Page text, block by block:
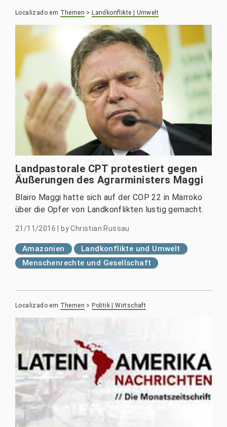
Localizado em Themen > Landkonflikte | Umwelt
Landpastorale CPT protestiert gegen
Äußerungen des Agrarministers Maggi
Blairo Maggi hatte sich auf der COP 22 in Marroko
über die Opfer von Landkonflikten lustig gemacht.
21/11/2016 byChristian Russau
Amazonien
Landkonflikte und Umwelt
Menschenrechte und Gesellschaft
Localizado em Themen > Politik | Wirtschaft